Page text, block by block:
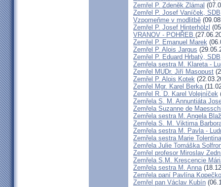
Zemřel P. Zdeněk Zlámal
Zemřel P. Josef Vaníček, SDB
Vzpomeňme v modlitbě
Zemřel P. Josef Hinterhölzl
VRANOV - POHŘEB
Zemřel P. Emanuel Marek
Zemřel P. Alois Jargus
Zemřel P. Eduard Hrbatý, SDB
Zemřela sestra M. Klareta -
Zemřel MUDr. Jiří Masopust
Zemřel P. Alois Kotek
Zemřel Mgr. Karel Berka
Zemřel R. D. Karel Volejníček
Zemřela S. M. Annuntiáta
Zemřela Suzanne de
Zemřela sestra M. Angela
Zemřela S. M. Viktima
Zemřela sestra M. Pavla -
Zemřela sestra Marie
Zemřela Julie Tomáška
Zemřel profesor Miroslav
Zemřela S.M. Krescencie
Zemřela sestra M. Anna
Zemřela paní Pavlína
Zemřel pan Václav Kubín